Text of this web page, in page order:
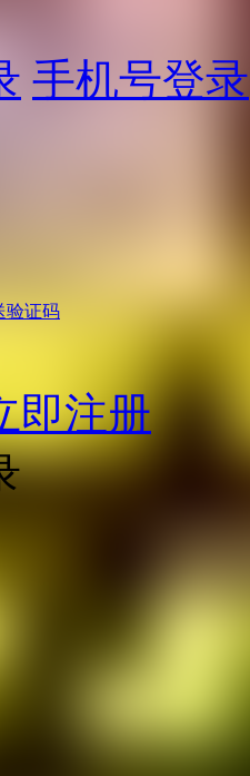
手机号登录
验证码
即注册